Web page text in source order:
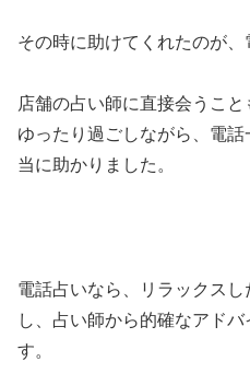
その時に助けてくれたのが、
店舗の占い師に直接会うこ
ゆったり過ごしながら、電
当に助かりました。
電話占いなら、リラックス
し、占い師から的確なアド
す。